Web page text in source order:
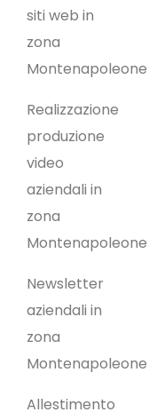
siti web in
zona
Montenapoleone
Realizzazione
produzione
video
aziendali in
zona
Montenapoleone
Newsletter
aziendali in
zona
Montenapoleone
Allestimento